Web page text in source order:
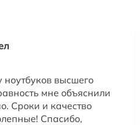
ноутбуков высшего
мне объяснили
Сроки и качество
Спасибо,